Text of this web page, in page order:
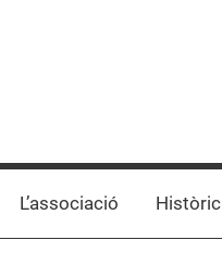
L’associació Històric